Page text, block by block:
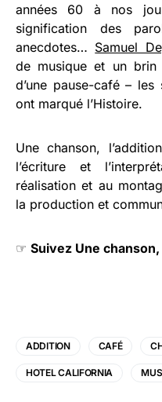
années 60 à nos
signification des
anecdotes… Samuel
de musique et un
d’une pause-café –
ont marqué l’Histoire.
Une chanson,
l’écriture et
réalisation et au
la production et
☞ Suivez Une
ADDITION CAFÉ
HOTEL CALIFORNIA